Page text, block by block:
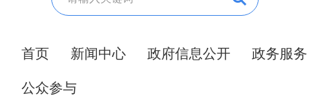
首页 新闻中心 政府信息公开 政务服务
公众参与